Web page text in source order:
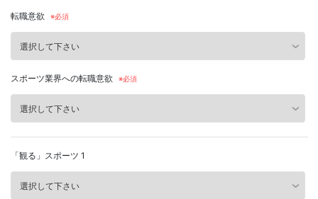
転職意欲
スポーツ業界への転職意欲
「観る」スポーツ 1